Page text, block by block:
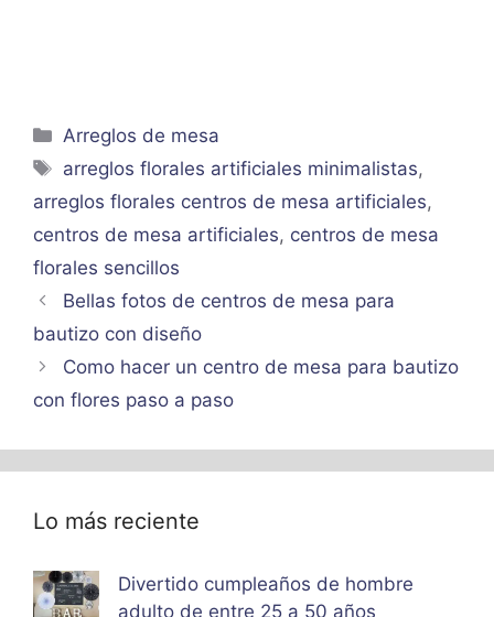
Categorías
Arreglos de mesa
Etiquetas
arreglos florales artificiales minimalistas,
arreglos florales centros de mesa artificiales,
centros de mesa artificiales, centros de mesa
florales sencillos
Bellas fotos de centros de mesa para
bautizo con diseño
Como hacer un centro de mesa para bautizo
con flores paso a paso
Lo más reciente
Divertido cumpleaños de hombre
adulto de entre 25 a 50 años